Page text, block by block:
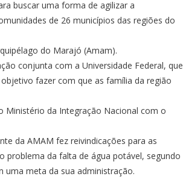
buscar uma forma de agilizar a
de 26 municípios das regiões do
do Marajó (Amam).
conjunta com a Universidade Federal, que
fazer com que as família da região
Ministério da Integração Nacional com o
da AMAM fez reivindicações para as
problema da falta de água potável, segundo
uma meta da sua administração.